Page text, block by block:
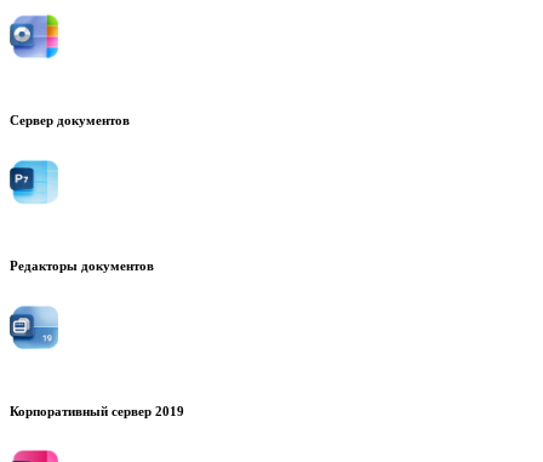
Сервер документов
Редакторы документов
Корпоративный сервер 2019